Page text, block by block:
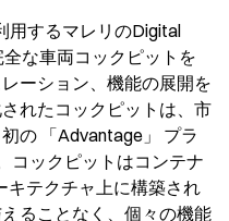
用するマレリのDigital
な車両コックピットを
ーション、機能の展開を
れたコックピットは、市
の 「Advantage」 プラ
コックピットはコンテナ
キテクチャ上に構築され
ることなく、個々の機能